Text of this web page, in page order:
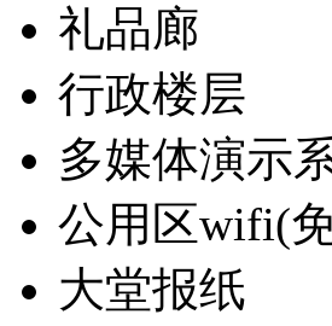
礼品廊
行政楼层
多媒体演示
公用区wifi(
大堂报纸